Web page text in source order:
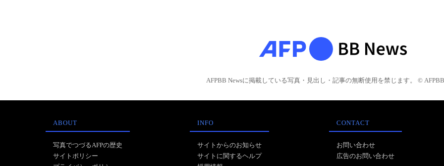
AFPBB Newsに掲載している写真・見出し・記事の無断使用を禁じます。 © AFPBB
ABOUT
写真でつづるAFPの歴史
サイトポリシー
INFO
サイトからのお知らせ
サイトに関するヘルプ
CONTACT
お問い合わせ
広告のお問い合わせ